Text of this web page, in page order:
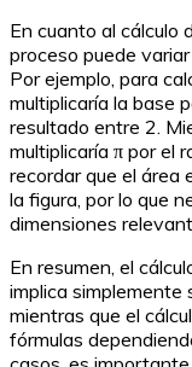
En cuanto al cálculo
proceso puede
Por ejemplo, para
multiplicaría la base
resultado entre 2.
multiplicaría π por el
recordar que el área
la figura, por lo que
dimensiones
En resumen, el
implica simplemente
mientras que el
fórmulas